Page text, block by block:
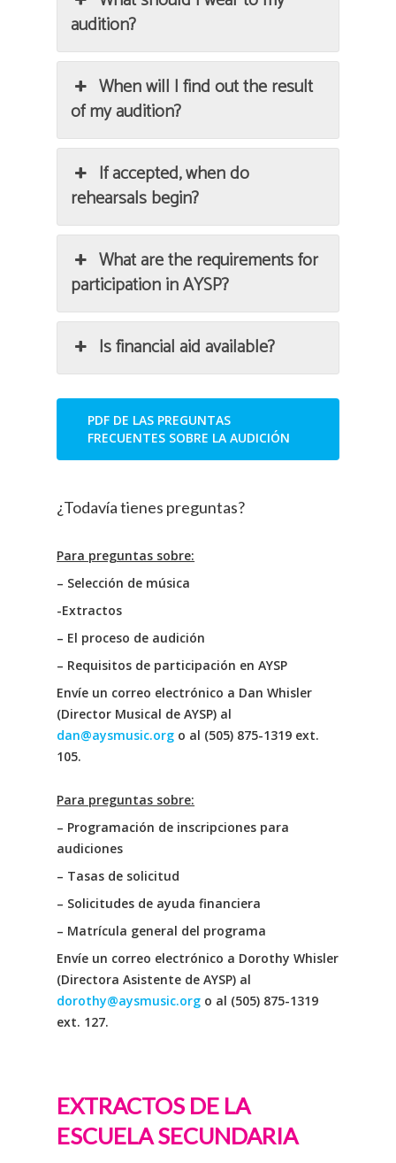
audition?
When will I find out the result
of my audition?
If accepted, when do
rehearsals begin?
What are the requirements for
participation in AYSP?
Is financial aid available?
PDF DE LAS PREGUNTAS
FRECUENTES SOBRE LA AUDICIÓN
¿Todavía tienes preguntas?
Para preguntas sobre:
– Selección de música
-Extractos
– El proceso de audición
– Requisitos de participación en AYSP
Envíe un correo electrónico a Dan Whisler
(Director Musical de AYSP) al
dan@aysmusic.org o al (505) 875-1319 ext.
105.
Para preguntas sobre:
– Programación de inscripciones para
audiciones
– Tasas de solicitud
– Solicitudes de ayuda financiera
– Matrícula general del programa
Envíe un correo electrónico a Dorothy Whisler
(Directora Asistente de AYSP) al
dorothy@aysmusic.org o al (505) 875-1319
ext. 127.
EXTRACTOS DE LA
ESCUELA SECUNDARIA